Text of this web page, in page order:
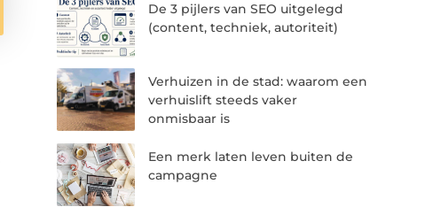
De 3 pijlers van SEO uitgelegd
(content, techniek, autoriteit)
Verhuizen in de stad: waarom een
verhuislift steeds vaker
onmisbaar is
Een merk laten leven buiten de
campagne